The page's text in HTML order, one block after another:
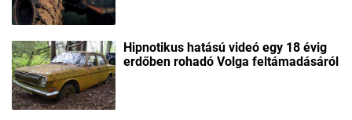
Hipnotikus hatású videó egy 18 évig
erdőben rohadó Volga feltámadásáról